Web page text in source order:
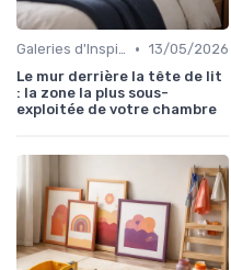
Galeries d'Inspiration • 13/05/2026
Le mur derrière la tête de lit
: la zone la plus sous-
exploitée de votre chambre